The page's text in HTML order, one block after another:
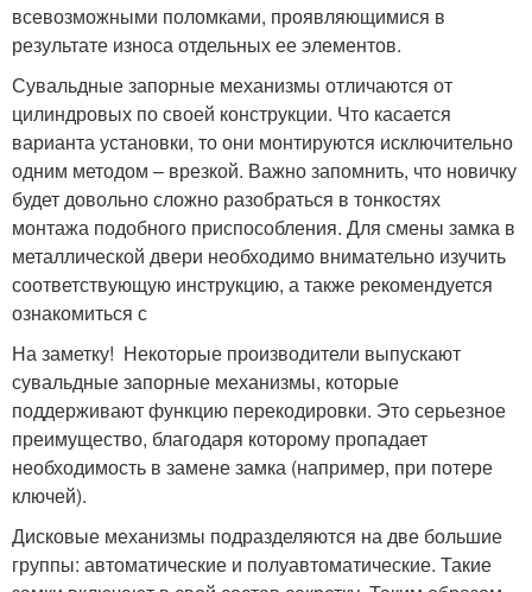
всевозможными поломками, проявляющимися в
результате износа отдельных ее элементов.
Сувальдные запорные механизмы отличаются от
цилиндровых по своей конструкции. Что касается
варианта установки, то они монтируются исключительно
одним методом – врезкой. Важно запомнить, что новичку
будет довольно сложно разобраться в тонкостях
монтажа подобного приспособления. Для смены замка в
металлической двери необходимо внимательно изучить
соответствующую инструкцию, а также рекомендуется
ознакомиться с
На заметку! Некоторые производители выпускают
сувальдные запорные механизмы, которые
поддерживают функцию перекодировки. Это серьезное
преимущество, благодаря которому пропадает
необходимость в замене замка (например, при потере
ключей).
Дисковые механизмы подразделяются на две большие
группы: автоматические и полуавтоматические. Такие